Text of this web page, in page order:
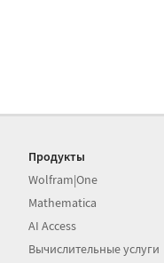
Продукты
Wolfram|One
Mathematica
AI Access
Вычислительные услуги